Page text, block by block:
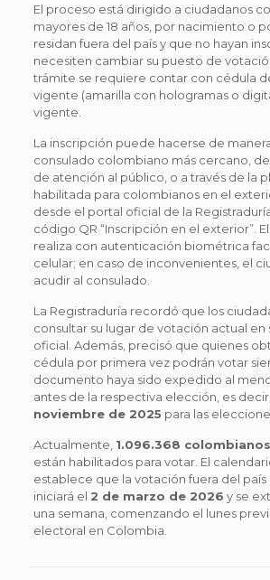
El proceso está dirigido a ciudadanos
mayores de 18 años, por nacimiento o
residan fuera del país y que no hayan
necesiten cambiar su puesto de
trámite se requiere contar con cédula
vigente (amarilla con hologramas o
vigente.
La inscripción puede hacerse de
consulado colombiano más cercano,
de atención al público, o a través de la
habilitada para colombianos en el
desde el portal oficial de la
código QR “Inscripción en el exterior”.
realiza con autenticación biométrica
celular; en caso de inconvenientes, el
acudir al consulado.
La Registraduría recordó que los
consultar su lugar de votación actual en
oficial. Además, precisó que quienes
cédula por primera vez podrán votar
documento haya sido expedido al
antes de la respectiva elección, es decir,
noviembre de 2025 para las
Actualmente, 1.096.368
están habilitados para votar. El
establece que la votación fuera del país
iniciará el 2 de marzo de 2026 y se
una semana, comenzando el lunes
electoral en Colombia.